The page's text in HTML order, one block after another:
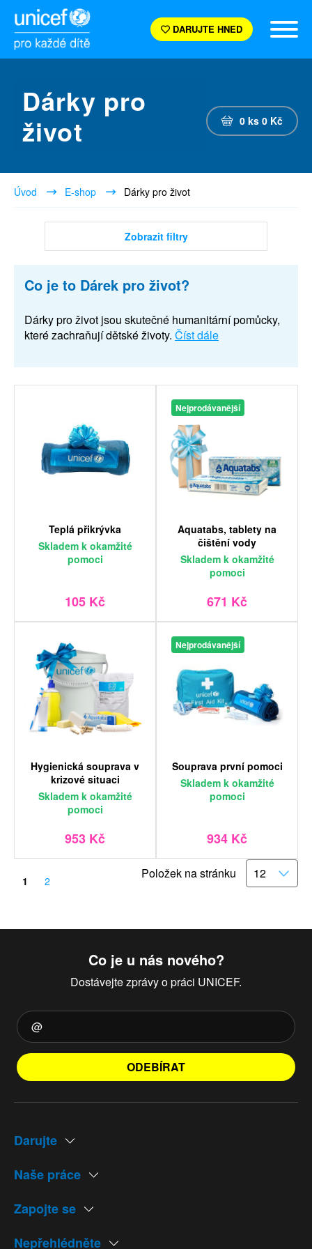
DARUJTE HNED
Dárky pro
život
0 ks 0 Kč
Úvod E-shop Dárky pro život
Zobrazit filtry
Co je to Dárek pro život?
Dárky pro život jsou skutečné humanitární pomůcky,
které zachraňují dětské životy. Číst dále
Teplá přikrývka
Skladem k okamžité
pomoci
105 Kč
Nejprodávanější
Aquatabs, tablety na
čištění vody
Skladem k okamžité
pomoci
671 Kč
Hygienická souprava v
krizové situaci
Skladem k okamžité
pomoci
953 Kč
Nejprodávanější
Souprava první pomoci
Skladem k okamžité
pomoci
934 Kč
1 2 Položek na stránku
Co je u nás nového?
Dostávejte zprávy o práci UNICEF.
ODEBÍRAT
Darujte
Naše práce
Zapojte se
Nepřehlédněte